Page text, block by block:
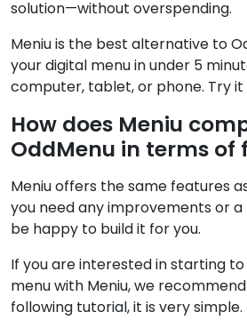
solution—without overspending.
Meniu is the best alternative to
your digital menu in under 5
computer, tablet, or phone. Try
How does Meniu
OddMenu in terms of
Meniu offers the same features
you need any improvements or a
be happy to build it for you.
If you are interested in starting
menu with Meniu, we
following tutorial, it is very simple.